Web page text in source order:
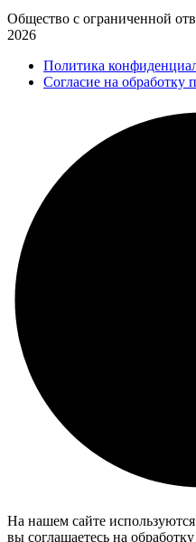
Общество с ограниченной
2026
Политика
Согласие на обработку
На нашем сайте
вы соглашаетесь на